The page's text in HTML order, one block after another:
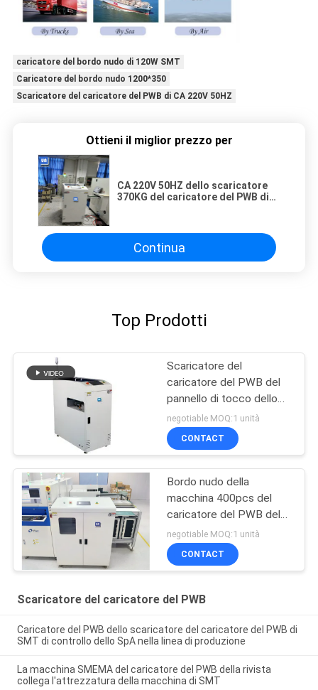
caricatore del bordo nudo di 120W SMT
Caricatore del bordo nudo 1200*350
Scaricatore del caricatore del PWB di CA 220V 50HZ
Ottieni il miglior prezzo per
CA 220V 50HZ dello scaricatore
370KG del caricatore del PWB di
Continua
Top Prodotti
Scaricatore del
caricatore del PWB del
pannello di tocco dello
SpA
negotiable MOQ:1 unità
CONTACT
Bordo nudo della
macchina 400pcs del
caricatore del PWB del
pannello di tocco dello
SpA che carica VL-460
negotiable MOQ:1 unità
CONTACT
Scaricatore del caricatore del PWB
Caricatore del PWB dello scaricatore del caricatore del PWB di
SMT di controllo dello SpA nella linea di produzione
La macchina SMEMA del caricatore del PWB della rivista
collega l'attrezzatura della macchina di SMT